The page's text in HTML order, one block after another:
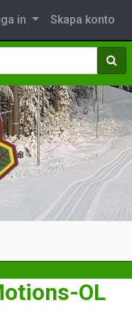
in Skapa konto
Sök
OL